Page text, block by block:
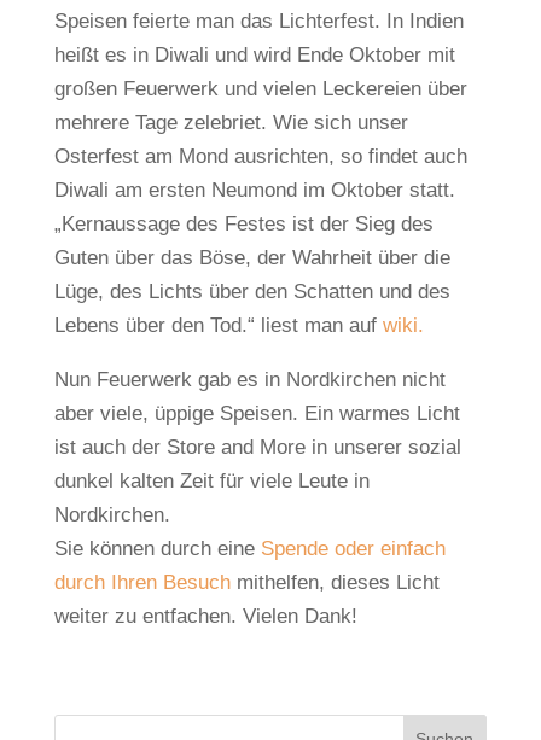
Speisen feierte man das Lichterfest. In Indien
heißt es in Diwali und wird Ende Oktober mit
großen Feuerwerk und vielen Leckereien über
mehrere Tage zelebriet. Wie sich unser
Osterfest am Mond ausrichten, so findet auch
Diwali am ersten Neumond im Oktober statt.
„Kernaussage des Festes ist der Sieg des
Guten über das Böse, der Wahrheit über die
Lüge, des Lichts über den Schatten und des
Lebens über den Tod.“ liest man auf wiki.
Nun Feuerwerk gab es in Nordkirchen nicht
aber viele, üppige Speisen. Ein warmes Licht
ist auch der Store and More in unserer sozial
dunkel kalten Zeit für viele Leute in
Nordkirchen.
Sie können durch eine Spende oder einfach
durch Ihren Besuchmithelfen, dieses Licht
weiter zu entfachen. Vielen Dank!